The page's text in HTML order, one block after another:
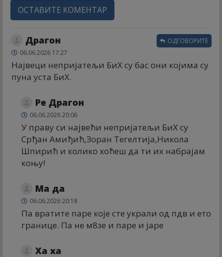
ОСТАВИТЕ КОМЕНТАР
Драгон
06.06.2026 17:27
Највеци непријатељи БиХ су бас они којима су
пуна уста БиХ.
ОДГОВОРИТЕ
Ре Драгон
06.06.2026 20:06
У праву си највећи непријатељи БиХ су
Срђан Амиђић,Зоран Тегелтија,Никола
Шпирић и колико хоћеш да ти их набрајам
коњу!
Ма да
06.06.2026 20:18
Па вратите паре које сте украли од пдв и ето
границе. Па не м8зе и паре и јаре
Ха ха